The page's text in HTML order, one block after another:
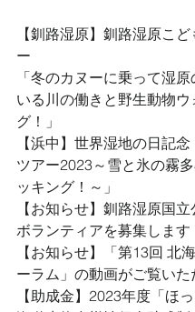
【釧路湿原】釧路湿原こ
ー
「冬のカヌーに乗って湿
いる川の働きと野生動物ウ
グ！」
【浜中】世界湿地の日記
ツアー2023～雪と氷の霧
ッキング！～」
【お知らせ】釧路湿原国
ボランティアを募集します
【お知らせ】「第13回 北
ーラム」の動画がご覧いた
【助成金】2023年度「ほ